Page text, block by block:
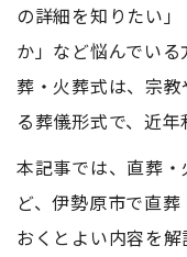
の詳細を知りたい
か」など悩んでい
葬・火葬式は、宗
る葬儀形式で、近年
本記事では、直葬
ど、伊勢原市で直
おくとよい内容を